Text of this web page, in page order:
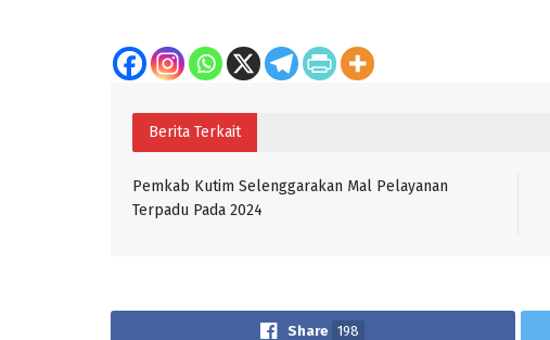
Berita Terkait
Pemkab Kutim Selenggarakan Mal Pelayanan
Terpadu Pada 2024
Share 198